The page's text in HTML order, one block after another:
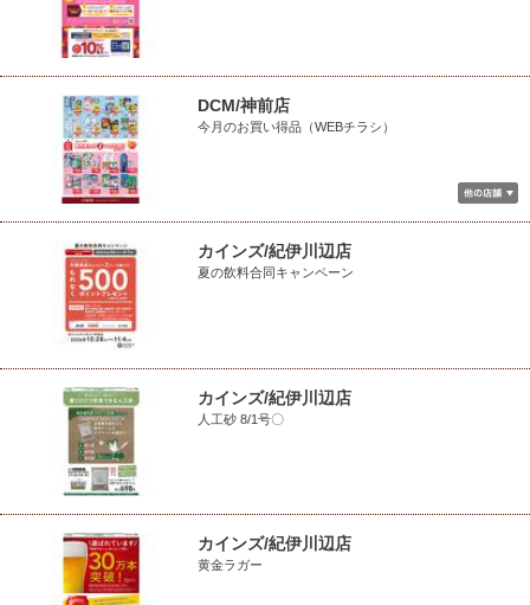
DCM/神前店
今月のお買い得品（WEBチラシ）
カインズ/紀伊川辺店
夏の飲料合同キャンペーン
カインズ/紀伊川辺店
人工砂 8/1号〇
カインズ/紀伊川辺店
黄金ラガー